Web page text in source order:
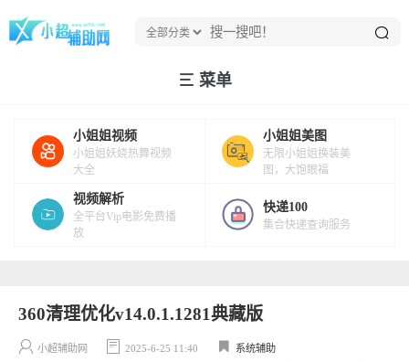
菜单
小姐姐视频
小姐姐妖娆热舞视频
大全
小姐姐美图
无限小姐姐换装美
图，大饱眼福
视频解析
全平台Vip电影免费播
放
快递100
集合快递查询服务
360清理优化v14.0.1.1281典藏版
小超辅助网 2025-6-25 11:40 系统辅助